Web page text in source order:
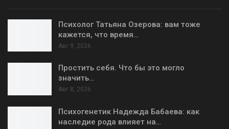
Психолог Татьяна Озерова: вам тоже
кажется, что время…
Авг 9, 2026
Простить себя. Что бы это могло
значить…
Авг 8, 2026
Психогенетик Надежда Бабаева: как
наследие рода влияет на…